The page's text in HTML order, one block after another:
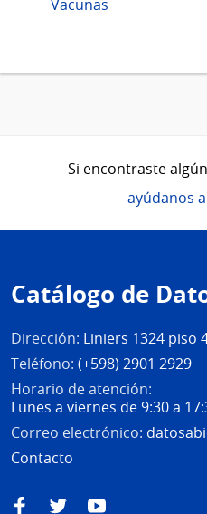
Vacunas
Si encontraste
ayúdanos
de
página
Catálogo de
Dirección: Liniers 1324 piso
Teléfono: (+598) 2901 2929
Horario de atención:
Lunes a viernes de 9:30 a
Correo electrónico:
Contacto
FacebookTwitterYouTube